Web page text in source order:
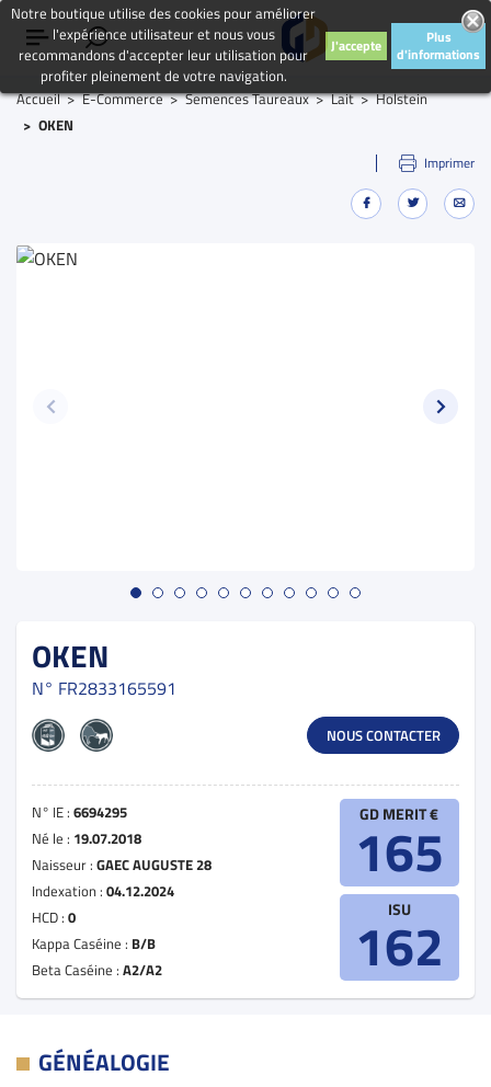
Accueil E-Commerce Semences Taureaux Lait
Holstein
OKEN
Imprimer
OKEN
N° FR2833165591
NOUS CONTACTER
N° IE : 6694295
Né le : 19.07.2018
Naisseur : GAEC AUGUSTE 28
Indexation : 04.12.2024
HCD : 0
Kappa Caséine : B/B
Beta Caséine : A2/A2
GD MERIT €
165
ISU
162
GÉNÉALOGIE
Notre boutique utilise des cookies pour améliorer
l'expérience utilisateur et nous vous
recommandons d'accepter leur utilisation pour
profiter pleinement de votre navigation.
J'accepte
Plus
d'informations